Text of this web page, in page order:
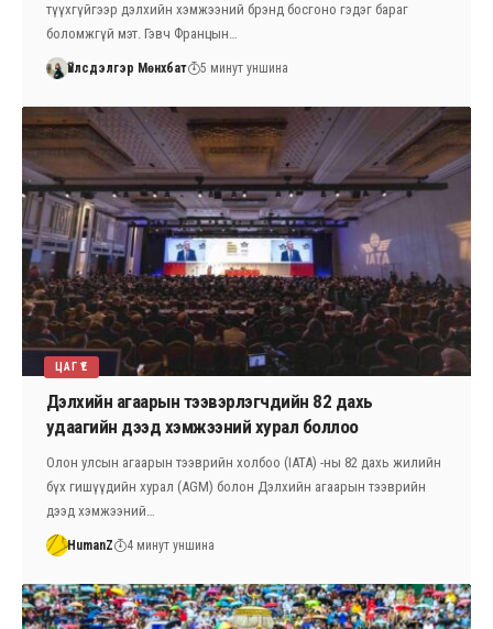
түүхгүйгээр дэлхийн хэмжээний брэнд босгоно гэдэг бараг
боломжгүй мэт. Гэвч Францын…
Үйлсдэлгэр Мөнхбат 5 минут уншина
ЦАГ ҮЕ
Дэлхийн агаарын тээвэрлэгчдийн 82 дахь
удаагийн дээд хэмжээний хурал боллоо
Олон улсын агаарын тээврийн холбоо (IATA) -ны 82 дахь жилийн
бүх гишүүдийн хурал (AGM) болон Дэлхийн агаарын тээврийн
дээд хэмжээний…
HumanZ 4 минут уншина